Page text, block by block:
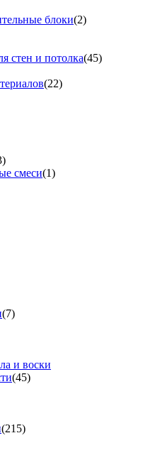
блоки(2)
стен и потолка(45)
(22)
смеси(1)
(7)
и воски
(45)
(215)